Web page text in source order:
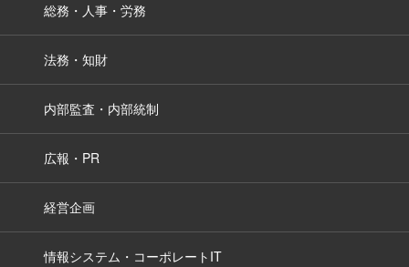
総務・人事・労務
法務・知財
内部監査・内部統制
広報・PR
経営企画
情報システム・コーポレートIT